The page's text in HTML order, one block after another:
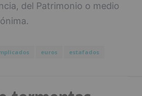
del Patrimonio o medio
euros estafados